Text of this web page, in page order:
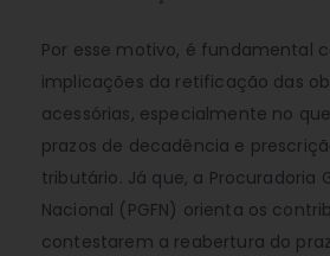
Por esse motivo, é fundamental
implicações da retificação das
acessórias, especialmente no
prazos de decadência e
tributário. Já que, a Procuradoria
Nacional (PGFN) orienta os
contestarem a reabertura do